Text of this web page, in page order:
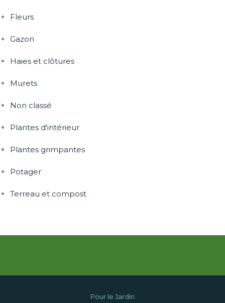
Fleurs
Gazon
Haies et clôtures
Murets
Non classé
Plantes d'intérieur
Plantes grimpantes
Potager
Terreau et compost
Pour le Jardin